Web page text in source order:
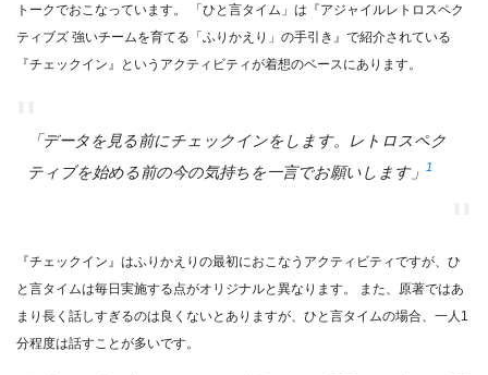
トークでおこなっています。 「ひと言タイム」は『アジャイルレトロスペク
ティブズ 強いチームを育てる「ふりかえり」の手引き』で紹介されている
『チェックイン』というアクティビティが着想のベースにあります。
「データを見る前にチェックインをします。レトロスペク
ティブを始める前の今の気持ちを一言でお願いします」 1
『チェックイン』はふりかえりの最初におこなうアクティビティですが、ひ
と言タイムは毎日実施する点がオリジナルと異なります。 また、原著ではあ
まり長く話しすぎるのは良くないとありますが、ひと言タイムの場合、一人1
分程度は話すことが多いです。